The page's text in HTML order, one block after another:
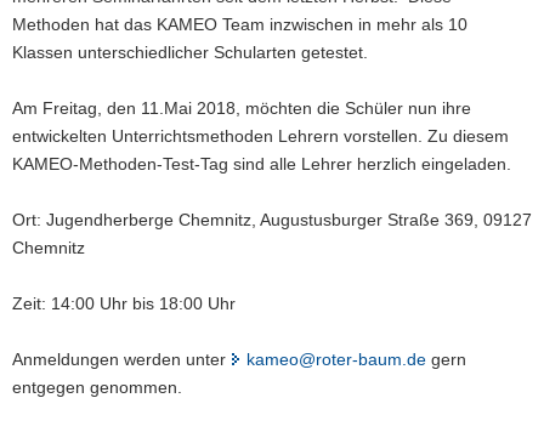
Methoden hat das KAMEO Team inzwischen in mehr als 10
Klassen unterschiedlicher Schularten getestet.
Am Freitag, den 11.Mai 2018, möchten die Schüler nun ihre
entwickelten Unterrichtsmethoden Lehrern vorstellen. Zu diesem
KAMEO-Methoden-Test-Tag sind alle Lehrer herzlich eingeladen.
Ort: Jugendherberge Chemnitz, Augustusburger Straße 369, 09127
Chemnitz
Zeit: 14:00 Uhr bis 18:00 Uhr
Anmeldungen werden unter kameo@roter-baum.de gern
entgegen genommen.